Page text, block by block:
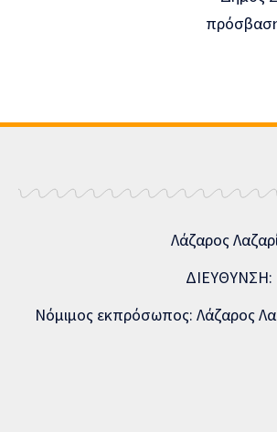
Λάζαρος
ΔΙΕΥΘΥΝΣΗ:
Νόμιμος εκπρόσωπος: Λάζαρος